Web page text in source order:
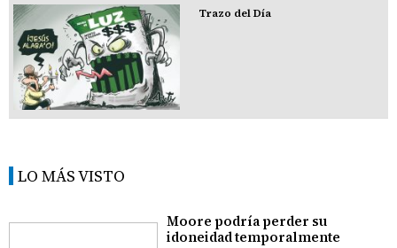
Trazo del Día
LO MÁS VISTO
Moore podría perder su
idoneidad temporalmente